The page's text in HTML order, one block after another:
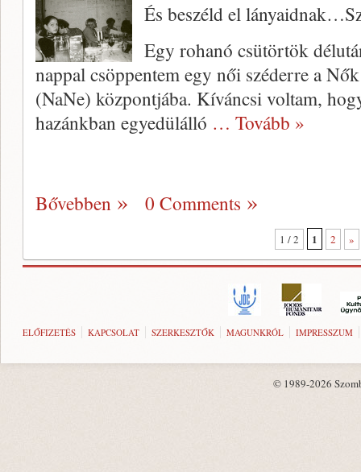
És beszéld el
Egy rohanó csütörtök
nappal csöppentem egy női széderre a
(NaNe) központjába. Kí­váncsi voltam,
hazánkban egyedülálló … Tovább »
Bővebben 0 Comments
1 / 2 1 2 »
ELŐFIZETÉS KAPCSOLAT SZERKESZTŐK MAGUNKRÓL IMPRESSZUM
© 1989-2026